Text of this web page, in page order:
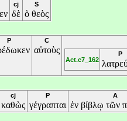
cj
δὲ
S
ὁ θεὸς
P C
αὐτοὺς
Act.c7_162
P
cj
καθὼς
P
γέγραπται
A
ἐν βίβλῳ τῶν